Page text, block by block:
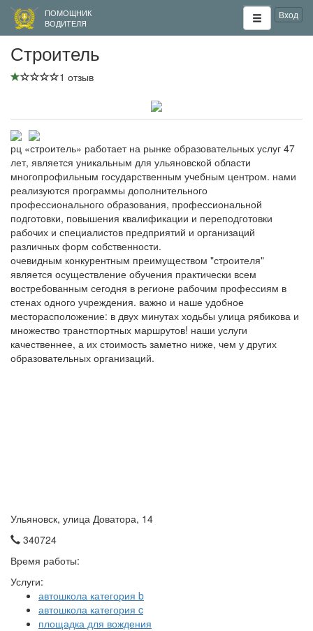
ПОМОЩНИК
ВОДИТЕЛЯ
Вход
Строитель
1 отзыв
рц «строитель» работает на рынке образовательных услуг 47
лет, является уникальным для ульяновской области
многопрофильным государственным учебным центром. нами
реализуются программы дополнительного
профессионального образования, профессиональной
подготовки, повышения квалификации и переподготовки
рабочих и специалистов предприятий и организаций
различных форм собственности.
очевидным конкурентным преимуществом "строителя"
является осуществление обучения практически всем
востребованным сегодня в регионе рабочим профессиям в
стенах одного учреждения. важно и наше удобное
месторасположение: в двух минутах ходьбы улица рябикова и
множество транстпортных маршрутов! наши услуги
качественнее, а их стоимость заметно ниже, чем у других
образовательных организаций.
Ульяновск, улица Доватора, 14
340724
Время работы:
Услуги:
автошкола категория b
автошкола категория c
площадка для вождения